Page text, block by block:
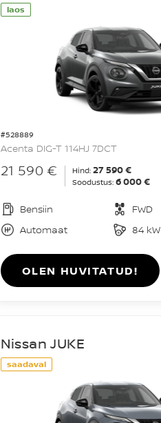
laos
#528889
Acenta DIG-T 114HJ 7DCT
21 590 € Hind: 27 590 €
Soodustus: 6 000 €
Bensiin
FWD
Automaat
84 kW
OLEN HUVITATUD!
saadaval
Nissan JUKE